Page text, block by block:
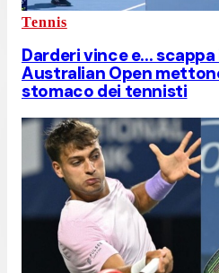
Tennis
Darderi vince e...
Australian Open
stomaco dei tennisti